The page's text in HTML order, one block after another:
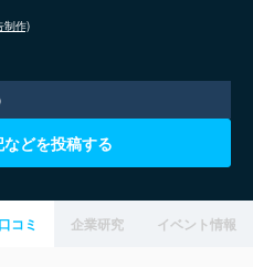
制作)
どを投稿する
口コミ 企業研究 イベント情報